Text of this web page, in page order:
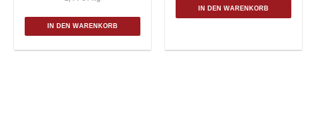
IN DEN WARENKORB
IN DEN WARENKORB